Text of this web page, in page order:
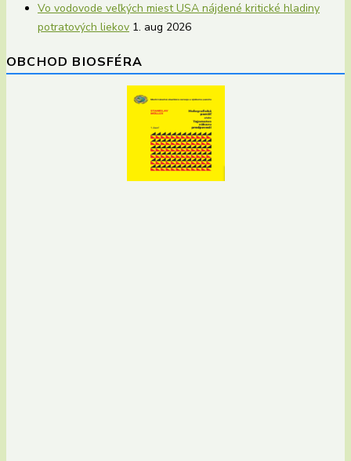
Vo vodovode veľkých miest USA nájdené kritické hladiny
potratových liekov 1. aug 2026
OBCHOD BIOSFÉRA